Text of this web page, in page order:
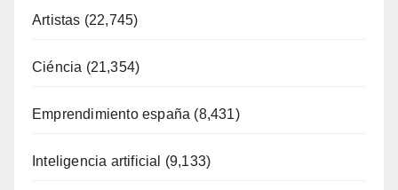
Artistas (22,745)
Ciéncia (21,354)
Emprendimiento españa (8,431)
Inteligencia artificial (9,133)